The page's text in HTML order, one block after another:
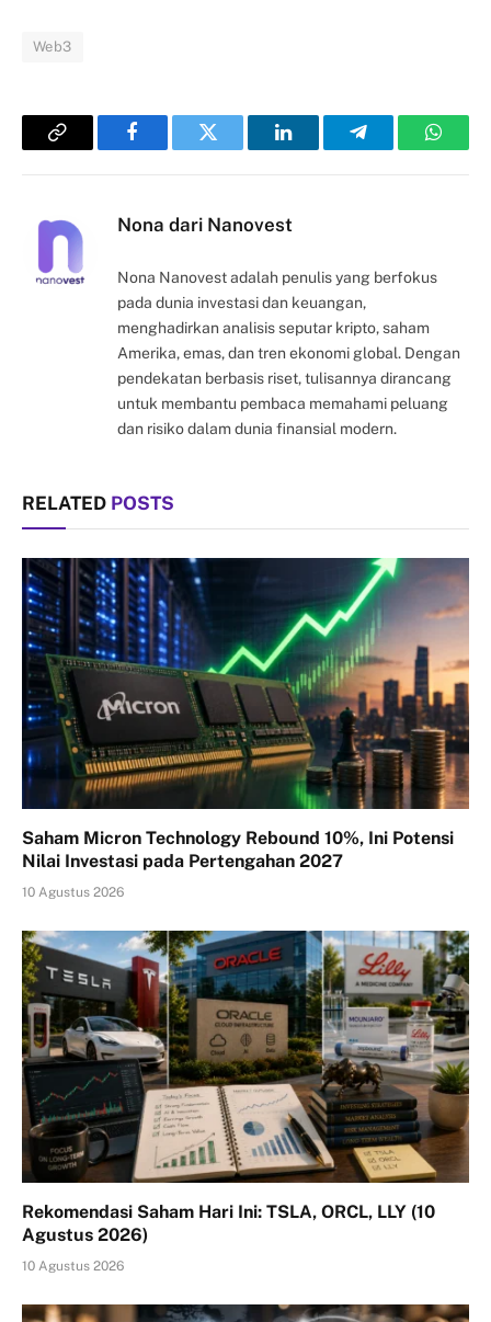
Web3
Copy
FacebookTwitter LinkedInTelegram
Nona dari Nanovest
Nona Nanovest adalah penulis yang berfokus
pada dunia investasi dan keuangan,
menghadirkan analisis seputar kripto, saham
Amerika, emas, dan tren ekonomi global. Dengan
pendekatan berbasis riset, tulisannya dirancang
untuk membantu pembaca memahami peluang
dan risiko dalam dunia finansial modern.
RELATED POSTS
Saham Micron Technology Rebound 10%, Ini Potensi
Nilai Investasi pada Pertengahan 2027
10 Agustus 2026
Rekomendasi Saham Hari Ini: TSLA, ORCL, LLY (10
Agustus 2026)
10 Agustus 2026